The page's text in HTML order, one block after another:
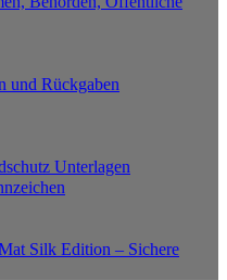
und Rückgaben
Unterlagen
Silk Edition – Sichere